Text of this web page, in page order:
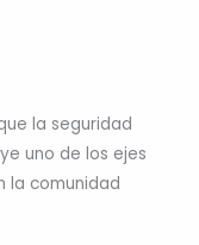
la seguridad
uno de los ejes
la comunidad